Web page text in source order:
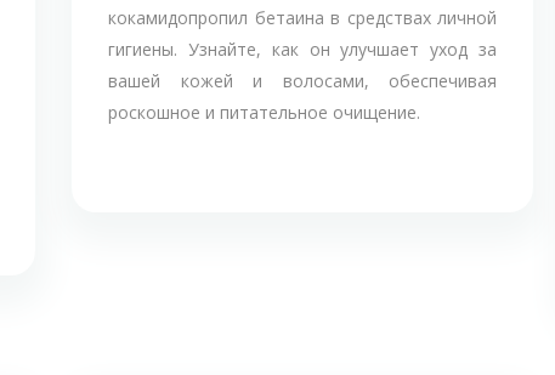
кокамидопропил бетаина в средствах личной
гигиены. Узнайте, как он улучшает уход за
вашей кожей и волосами, обеспечивая
роскошное и питательное очищение.